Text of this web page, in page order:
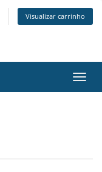
Visualizar carrinho